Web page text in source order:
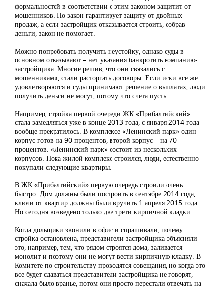
формальностей в соответствии с этим законом защитит от
мошенников. Но закон гарантирует защиту от двойных
продаж, а если застройщик отказывается строить, собрав
деньги, закон не помогает.
Можно попробовать получить неустойку, однако суды в
основном отказывают – нет указания банкротить компанию-
застройщика. Многие решив, что они связались с
мошенниками, стали расторгать договоры. Если иски все же
удовлетворяются и суды принимают решение о выплатах, люди
получить деньги не могут, потому что счета пусты.
Например, стройка первой очереди ЖК «Прибалтийский»
стала замедляться уже в конце 2013 года, с января 2014 года
вообще прекратилось. В комплексе «Ленинский парк» один
корпус готов на 90 процентов, второй корпус – на 70
процентов. «Ленинский парк» состоит из нескольких
корпусов. Пока жилой комплекс строился, люди, естественно
покупали следующие квартиры.
В ЖК «Прибалтийский» первую очередь строили очень
быстро. Дом должны были построить в сентябре 2014 года,
ключи от квартир должны были вручить 1 апреля 2015 года.
Но сегодня возведено только две трети кирпичной кладки.
Когда дольщики звонили в офис и спрашивали, почему
стройка остановлена, представители застройщика объясняли
это, например, тем, что рядом строятся дома, заливается
монолит и поэтому они не могут вести кирпичную кладку. В
Комитете по строительству проводятся совещания, но когда это
все будет сдаваться представители застройщика не говорят,
сначала было вранье, потом они просто перестали отвечать на